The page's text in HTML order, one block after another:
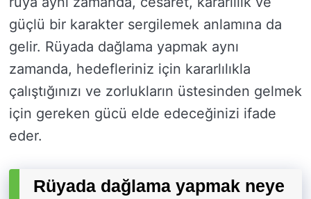
güçlü bir karakter sergilemek anlamına da
gelir. Rüyada dağlama yapmak aynı
zamanda, hedefleriniz için kararlılıkla
çalıştığınızı ve zorlukların üstesinden gelmek
için gereken gücü elde edeceğinizi ifade
eder.
Rüyada dağlama yapmak neye